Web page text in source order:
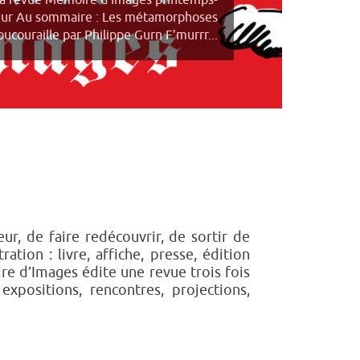
Au sommaire : Les métamorphoses
par Philippe Gurn F’murrr...
de faire redécouvrir, de sortir de
: livre, affiche, presse, édition
d’Images édite une revue trois fois
rencontres, projections,